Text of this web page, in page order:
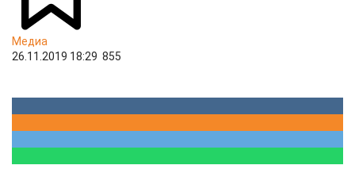
Медиа
26.11.2019 18:29 855